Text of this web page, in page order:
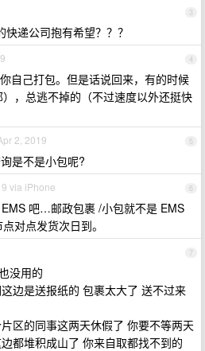
3
递公司抱有希望？？？
4
自己打包。但是话说回来，有的时候
，总逃不掉的（不过速度以外还挺快
5
2, 2019
是不是小包呢?
6
via iPhone
吧…邮政包裹 /小包就不是 EMS
对点发货次日到。
7
没用的
边是送报纸的 包裹太大了 送不过来
区的同事这两天休假了 你要不等两天
都堆积成山了 你来自取都找不到的